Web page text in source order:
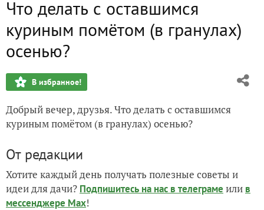
Что делать с оставшимся
куриным помётом (в гранулах)
осенью?
В избранное!
Добрый вечер, друзья. Что делать с оставшимся
куриным помётом (в гранулах) осенью?
От редакции
Хотите каждый день получать полезные советы и
идеи для дачи? Подпишитесь на нас в телеграме или в
мессенджере Max!